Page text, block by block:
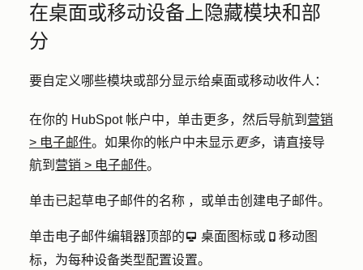
在桌面或移动设备上隐藏模块和部
分
要自定义哪些模块或部分显示给桌面或移动收件人：
在你的 HubSpot 帐户中，单击更多，然后导航到 营销
> 电子邮件。如果你的帐户中未显示 更多，请直接导
航到 营销 > 电子邮件。
单击已起草电子邮件的名称 ，或单击创建电子邮件。
单击电子邮件编辑器顶部的desktop 桌面图标或 mobile 移动图
标，为每种设备类型配置设置。